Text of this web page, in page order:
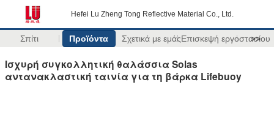
Hefei Lu Zheng Tong Reflective Material Co., Ltd.
Σπίτι Προϊόντα Σχετικά με εμάςΕπισκεψή εργοστασίου
>>
Ισχυρή συγκολλητική θαλάσσια Solas
αντανακλαστική ταινία για τη βάρκα Lifebuoy